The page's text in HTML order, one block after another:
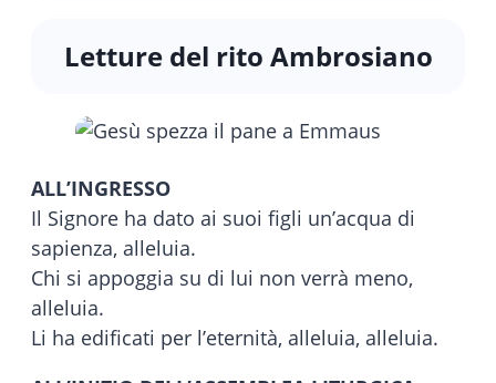
Letture del rito Ambrosiano
ALL’INGRESSO
Il Signore ha dato ai suoi figli un’acqua di
sapienza, alleluia.
Chi si appoggia su di lui non verrà meno,
alleluia.
Li ha edificati per l’eternità, alleluia, alleluia.